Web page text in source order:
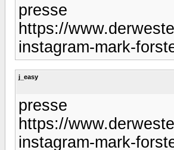
presse
https://
instagram-mark-
j_easy
presse
https://
instagram-mark-